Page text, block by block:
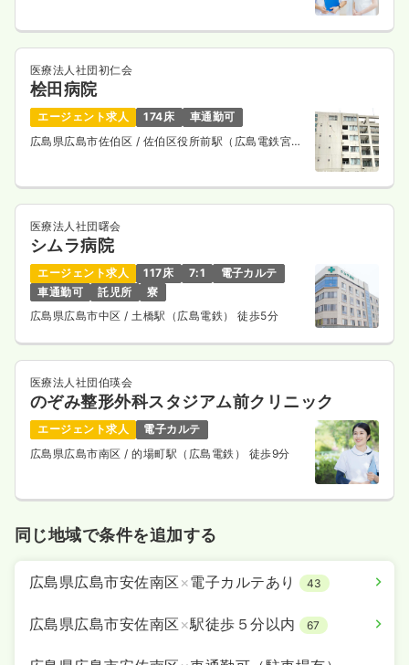
医療法人社団初仁会
桧田病院
エージェント求人 174床
車通勤可
広島県広島市佐伯区 / 佐伯区役所前駅（広島電鉄宮島
医療法人社団曙会
シムラ病院
エージェント求人 117床 7:1
電子カルテ
車通勤可
託児所
寮
広島県広島市中区/ 土橋駅（広島電鉄） 徒歩5分
医療法人社団伯瑛会
のぞみ整形外科スタジアム前クリニック
エージェント求人
電子カルテ
広島県広島市南区 / 的場町駅（広島電鉄） 徒歩9分
同じ地域で条件を追加する
広島県広島市安佐南区 ×電子カルテあり 43
広島県広島市安佐南区 ×駅徒歩５分以内 67